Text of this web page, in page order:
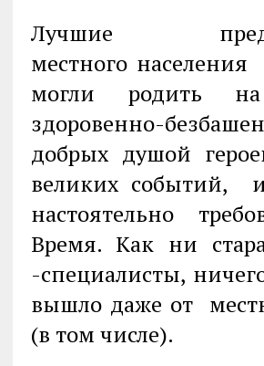
Лучшие
местного
могли родить
здоровенно-
добрых душой
великих событий,
настоятельно
Время. Как ни
-специалисты,
вышло даже от
(в том числе).